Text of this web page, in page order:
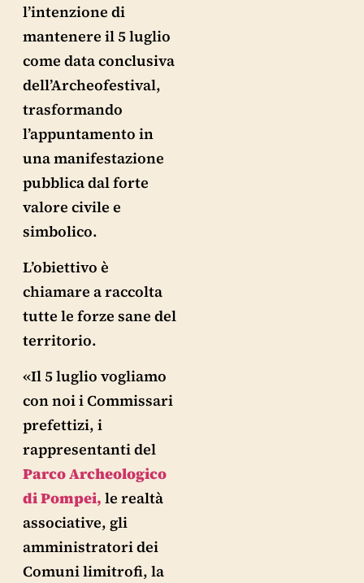
l’intenzione di
mantenere il 5 luglio
come data conclusiva
dell’Archeofestival,
trasformando
l’appuntamento in
una manifestazione
pubblica dal forte
valore civile e
simbolico.
L’obiettivo è
chiamare a raccolta
tutte le forze sane del
territorio.
«Il 5 luglio vogliamo
con noi i Commissari
prefettizi, i
rappresentanti del
Parco Archeologico
di Pompei, le realtà
associative, gli
amministratori dei
Comuni limitrofi, la